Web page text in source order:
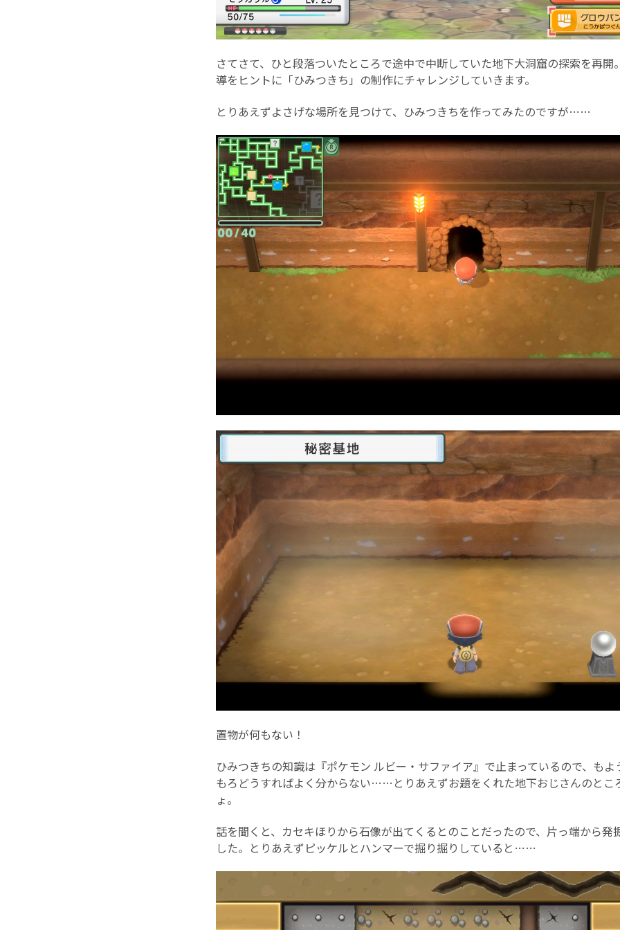
さてさて、ひと段落ついたところで途中で中断していた地下大洞窟の探索を再開
導をヒントに「ひみつきち」の制作にチャレンジしていきます。
とりあえずよさげな場所を見つけて、ひみつきちを作ってみたのですが……
置物が何もない！
ひみつきちの知識は『ポケモン ルビー・サファイア』で止まっているので、も
もろどうすればよく分からない……とりあえずお題をくれた地下おじさんのとこ
ょ。
話を聞くと、カセキほりから石像が出てくるとのことだったので、片っ端から発
した。とりあえずピッケルとハンマーで掘り掘りしていると……